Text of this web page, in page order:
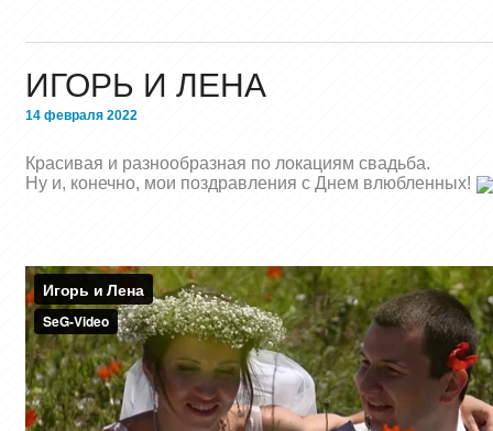
ИГОРЬ И ЛЕНА
14 февраля 2022
Красивая и разнообразная по локациям свадьба.
Ну и, конечно, мои поздравления с Днем влюбленных!